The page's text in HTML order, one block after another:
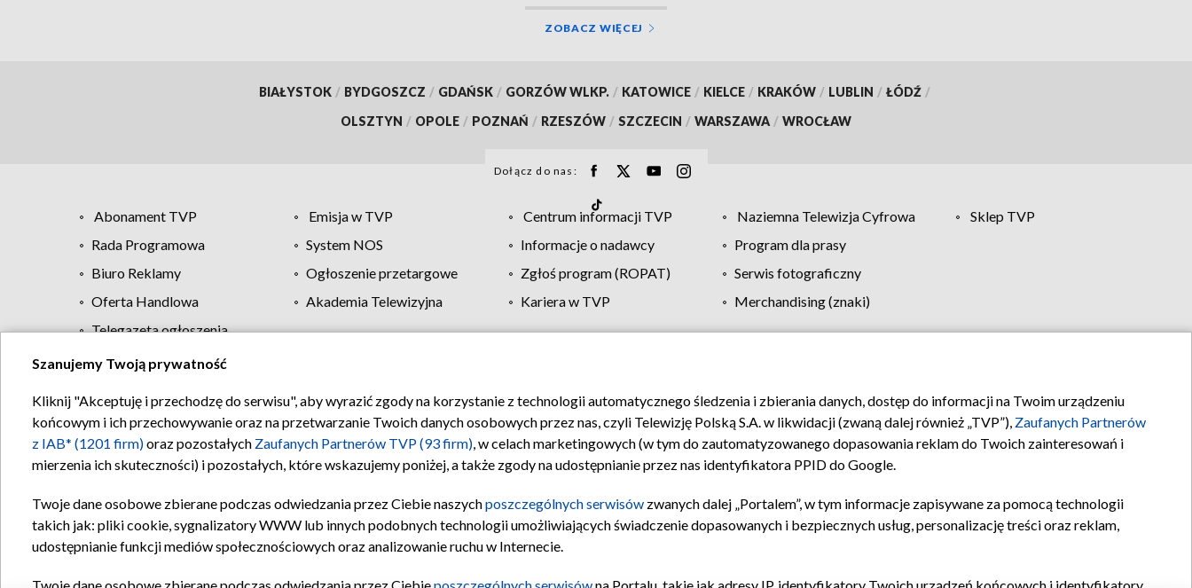
ZOBACZ WIĘCEJ
BIAŁYSTOK / BYDGOSZCZ / GDAŃSK / GORZÓW WLKP. / KATOWICE / KIELCE / KRAKÓW / LUBLIN / ŁÓDŹ /
OLSZTYN / OPOLE / POZNAŃ / RZESZÓW / SZCZECIN / WARSZAWA / WROCŁAW
Dołącz do nas:
Abonament TVP Emisja w TVP Centrum informacji TVP Naziemna Telewizja Cyfrowa
Sklep TVP
Rada Programowa
System NOS Informacje o nadawcy
Program dla prasy
Biuro Reklamy
Ogłoszenie przetargowe Zgłoś program (ROPAT)
Serwis fotograficzny
Oferta Handlowa
Akademia Telewizyjna Kariera w TVP
Merchandising (znaki)
Telegazeta ogłoszenia
Regulamin TVP Polityka prywatności Moje zgody Pomoc Biuro reklamy Kontakt
Szanujemy Twoją prywatność
Kliknij "Akceptuję i przechodzę do serwisu", aby wyrazić zgody na korzystanie z technologii automatycznego śledzenia i zbierania danych, dostęp do informacji na Twoim urządzeniu
końcowym i ich przechowywanie oraz na przetwarzanie Twoich danych osobowych przez nas, czyli Telewizję Polską S.A. w likwidacji (zwaną dalej również „TVP”), Zaufanych Partnerów
z IAB* (1201 firm)oraz pozostałych Zaufanych Partnerów TVP (93 firm), w celach marketingowych (w tym do zautomatyzowanego dopasowania reklam do Twoich zainteresowań i
mierzenia ich skuteczności) i pozostałych, które wskazujemy poniżej, a także zgody na udostępnianie przez nas identyfikatora PPID do Google.
Twoje dane osobowe zbierane podczas odwiedzania przez Ciebie naszychposzczególnych serwisów zwanych dalej „Portalem”, w tym informacje zapisywane za pomocą technologii
takich jak: pliki cookie, sygnalizatory WWW lub innych podobnych technologii umożliwiających świadczenie dopasowanych i bezpiecznych usług, personalizację treści oraz reklam,
udostępnianie funkcji mediów społecznościowych oraz analizowanie ruchu w Internecie.